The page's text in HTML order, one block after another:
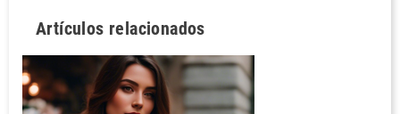
Artículos relacionados